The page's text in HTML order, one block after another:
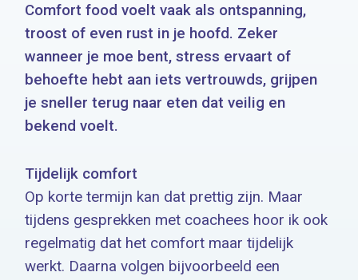
Comfort food voelt vaak als ontspanning,
troost of even rust in je hoofd. Zeker
wanneer je moe bent, stress ervaart of
behoefte hebt aan iets vertrouwds, grijpen
je sneller terug naar eten dat veilig en
bekend voelt.
Tijdelijk comfort
Op korte termijn kan dat prettig zijn. Maar
tijdens gesprekken met coachees hoor ik ook
regelmatig dat het comfort maar tijdelijk
werkt. Daarna volgen bijvoorbeeld een